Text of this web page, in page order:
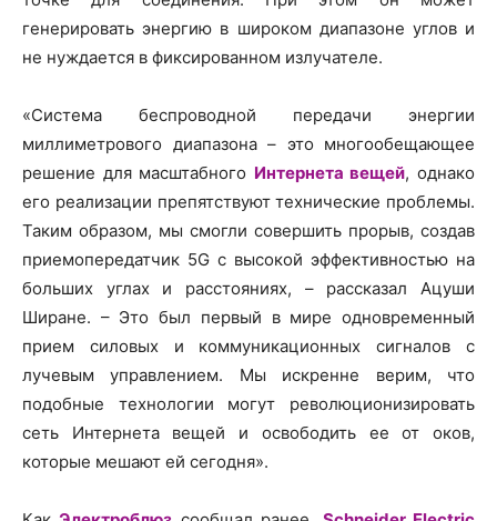
генерировать энергию в широком диапазоне углов и
не нуждается в фиксированном излучателе.
«Система беспроводной передачи энергии
миллиметрового диапазона – это многообещающее
решение для масштабного Интернета вещей, однако
его реализации препятствуют технические проблемы.
Таким образом, мы смогли совершить прорыв, создав
приемопередатчик 5G с высокой эффективностью на
больших углах и расстояниях, – рассказал Ацуши
Ширане. – Это был первый в мире одновременный
прием силовых и коммуникационных сигналов с
лучевым управлением. Мы искренне верим, что
подобные технологии могут революционизировать
сеть Интернета вещей и освободить ее от оков,
которые мешают ей сегодня».